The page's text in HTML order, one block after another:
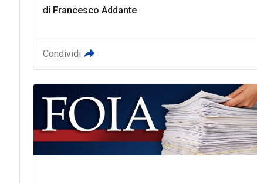
di Francesco Addante
Condividi